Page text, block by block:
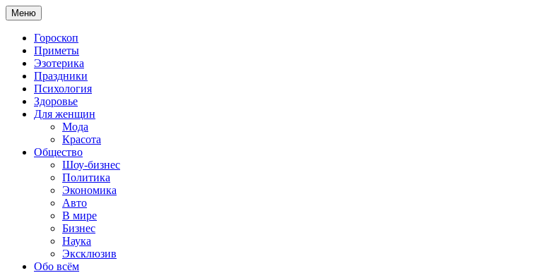
Меню
Гороскоп
Приметы
Эзотерика
Праздники
Психология
Здоровье
Для женщин
Мода
Красота
Общество
Шоу-бизнес
Политика
Экономика
Авто
В мире
Бизнес
Наука
Эксклюзив
Обо всём